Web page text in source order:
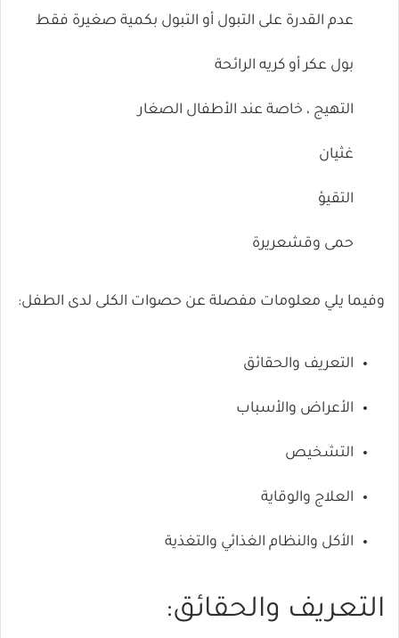
عدم القدرة على التبول أو التبول بكمية صغيرة فقط
بول عكر أو كريه الرائحة
التهيج ، خاصة عند الأطفال الصغار
غثيان
التقيؤ
حمى وقشعريرة
وفيما يلي معلومات مفصلة عن حصوات الكلى لدى الطفل:
التعريف والحقائق
الأعراض والأسباب
التشخيص
العلاج والوقاية
الأكل والنظام الغذائي والتغذية
التعريف والحقائق: